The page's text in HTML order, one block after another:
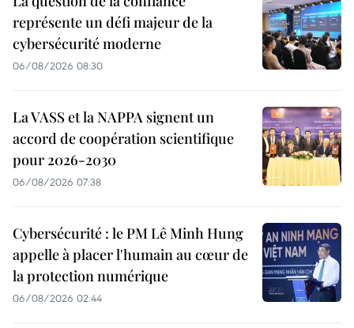
représente un défi majeur de la
cybersécurité moderne
06/08/2026 08:30
La VASS et la NAPPA signent un
accord de coopération scientifique
pour 2026-2030
06/08/2026 07:38
Cybersécurité : le PM Lê Minh Hung
appelle à placer l'humain au cœur de
la protection numérique
06/08/2026 02:44